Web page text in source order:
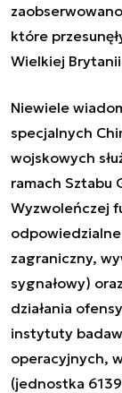
które
Wielkiej Brytanii
Niewiele
specjalnych
wojskowych
ramach Sztabu
Wyzwoleńczej
zagraniczny,
sygnałowy)
działania
instytuty
operacyjnych,
(jednostka